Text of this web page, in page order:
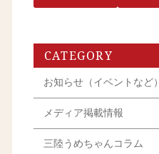
CATEGORY
お知らせ（イベントなど）
メディア掲載情報
三陸うめちゃんコラム